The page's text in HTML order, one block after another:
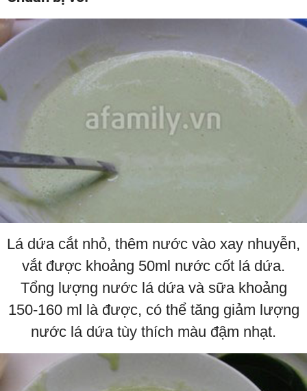
Lá dứa cắt nhỏ, thêm nước vào xay nhuyễn,
vắt được khoảng 50ml nước cốt lá dứa.
Tổng lượng nước lá dứa và sữa khoảng
150-160 ml là được, có thể tăng giảm lượng
nước lá dứa tùy thích màu đậm nhạt.